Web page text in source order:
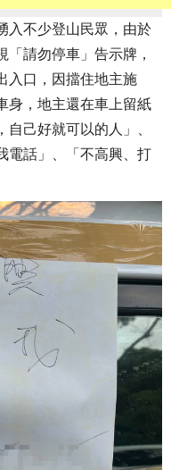
入不少登山民眾，由於
請勿停車」告示牌，
入口，因擋住地主施
身，地主還在車上留紙
己好就可以的人」、
電話」、「不高興、打